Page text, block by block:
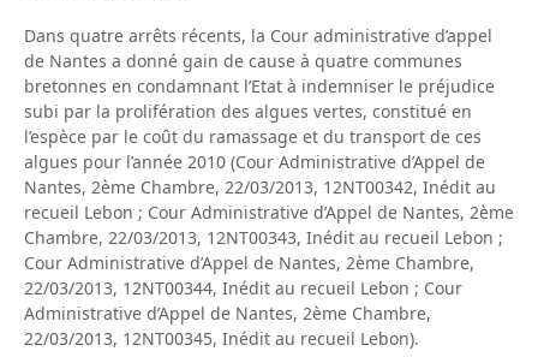
Dans quatre arrêts récents, la Cour administrative d’appel
de Nantes a donné gain de cause à quatre communes
bretonnes en condamnant l’Etat à indemniser le préjudice
subi par la prolifération des algues vertes, constitué en
l’espèce par le coût du ramassage et du transport de ces
algues pour l’année 2010 (Cour Administrative d’Appel de
Nantes, 2ème Chambre, 22/03/2013, 12NT00342, Inédit au
recueil Lebon ; Cour Administrative d’Appel de Nantes, 2ème
Chambre, 22/03/2013, 12NT00343, Inédit au recueil Lebon ;
Cour Administrative d’Appel de Nantes, 2ème Chambre,
22/03/2013, 12NT00344, Inédit au recueil Lebon ; Cour
Administrative d’Appel de Nantes, 2ème Chambre,
22/03/2013, 12NT00345, Inédit au recueil Lebon).